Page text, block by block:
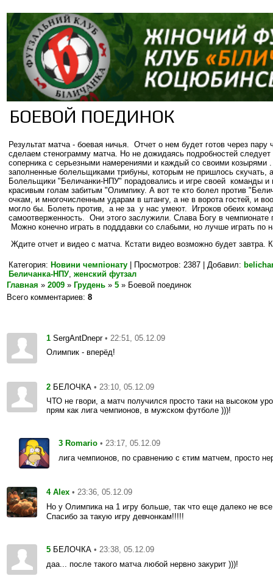
БОЕВОЙ ПОЕДИНОК
Результат матча - боевая ничья. Отчет о нем будет готов через
сделаем стенограмму матча. Но не дожидаясь подробностей следует
соперника с серьезными намерениями и каждый со своими козырями
заполненные болельщиками трибуны, которым не пришлось скучать,
Болельщики "Беличанки-НПУ" порадовались и игре своей команды
красивым голам забитым "Олимпику. А вот те кто болел против
очкам, и многочисленным ударам в штангу, а не в ворота гостей, и
могло бы. Болеть против, а не за у нас умеют. Игроков обеих
самоотверженность. Они этого заслужили. Слава Богу в чемпионате
Можно конечно играть в подддавки со слабыми, но лучше играть по
Ждите отчет и видео с матча. Кстати видео возможно будет завтра.
Категория: Новини чемпіонату | Просмотров: 2387 | Добавил:
Беличанка-НПУ женский футзал
Главная » 2009 » Грудень » 5 » Боевой поединок
Всего комментариев: 8
1 SergAntDnepr • 22:51, 05.12.09
Олимпик - вперёд!
2 БЕЛОЧКА • 23:10, 05.12.09
ЧТО не гвори, а матч получился просто таки на высоком
прям как лига чемпионов, в мужском футболе )))!
3 Romario • 23:17, 05.12.09
лига чемпионов, по сравнению с єтим матчем, просто
4 Alex • 23:36, 05.12.09
Но у Олимпика на 1 игру больше, так что еще далеко не
Спасибо за такую игру девчонкам!!!!!
5 БЕЛОЧКА • 23:38, 05.12.09
даа... после такого матча любой нервно закурит )))!